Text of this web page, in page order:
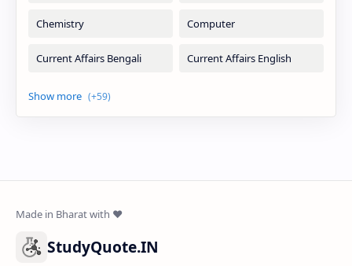
StudyQuote.IN